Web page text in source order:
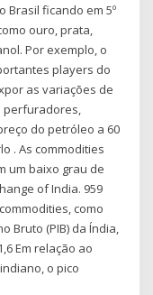
Brasil ficando em 5º
ouro, prata,
Por exemplo, o
players do
as variações de
perfuradores,
do petróleo a 60
. As commodities
um baixo grau de
of India. 959
como
Bruto (PIB) da Índia,
Em relação ao
o pico